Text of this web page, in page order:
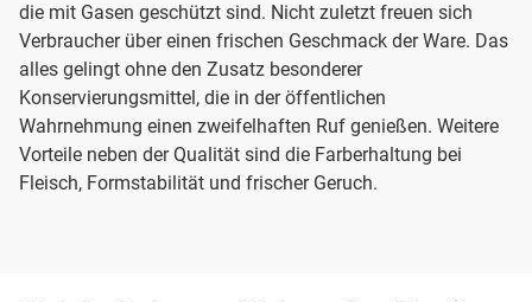
die mit Gasen geschützt sind. Nicht zuletzt freuen sich
Verbraucher über einen frischen Geschmack der Ware. Das
alles gelingt ohne den Zusatz besonderer
Konservierungsmittel, die in der öffentlichen
Wahrnehmung einen zweifelhaften Ruf genießen. Weitere
Vorteile neben der Qualität sind die Farberhaltung bei
Fleisch, Formstabilität und frischer Geruch.